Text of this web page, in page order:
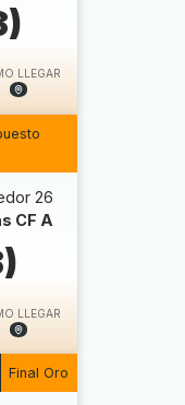
LLEGAR
26
CF A
LLEGAR
Final Oro